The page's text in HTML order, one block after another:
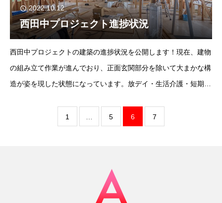
2022.10.12
西田中プロジェクト進捗状況
西田中プロジェクトの建築の進捗状況を公開します！現在、建物
の組み立て作業が進んでおり、正面玄関部分を除いて大まかな構
造が姿を現した状態になっています。放デイ・生活介護・短期入
1 5 6 7